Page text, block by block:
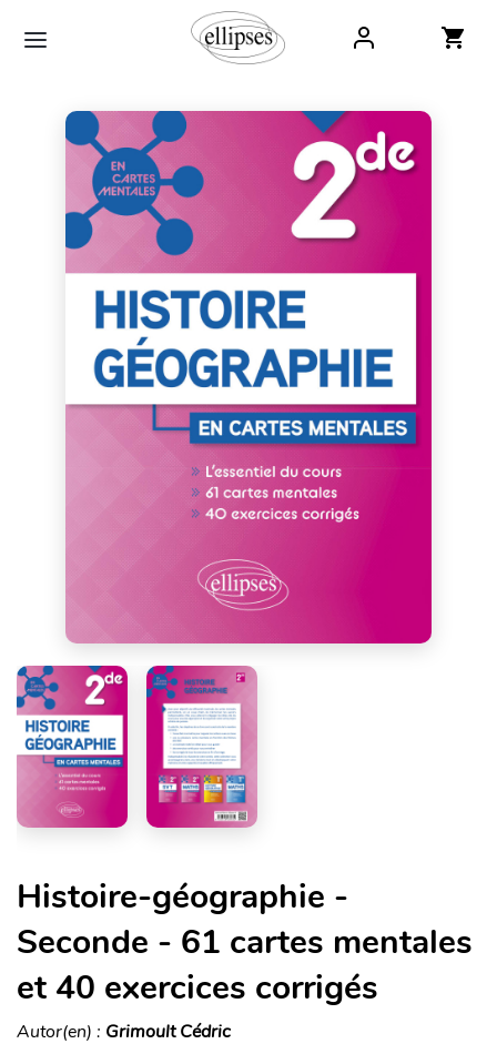
Histoire-géographie -
Seconde - 61 cartes mentales
et 40 exercices corrigés
Autor(en) : Grimoult Cédric